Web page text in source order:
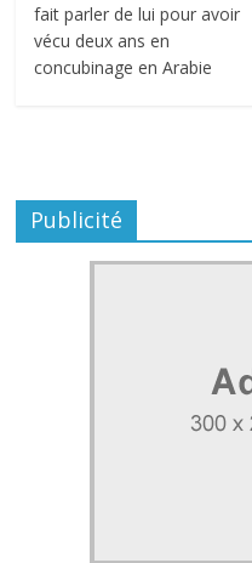
fait parler de lui pour avoir
vécu deux ans en
concubinage en Arabie
Publicité